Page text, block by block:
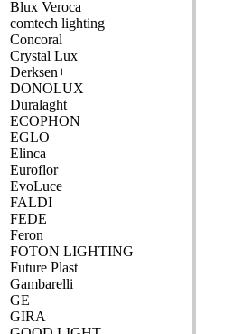
Blux Veroca
comtech lighting
Concoral
Crystal Lux
Derksen+
DONOLUX
Duralaght
ECOPHON
EGLO
Elinca
Euroflor
EvoLuce
FALDI
FEDE
Feron
FOTON LIGHTING
Future Plast
Gambarelli
GE
GIRA